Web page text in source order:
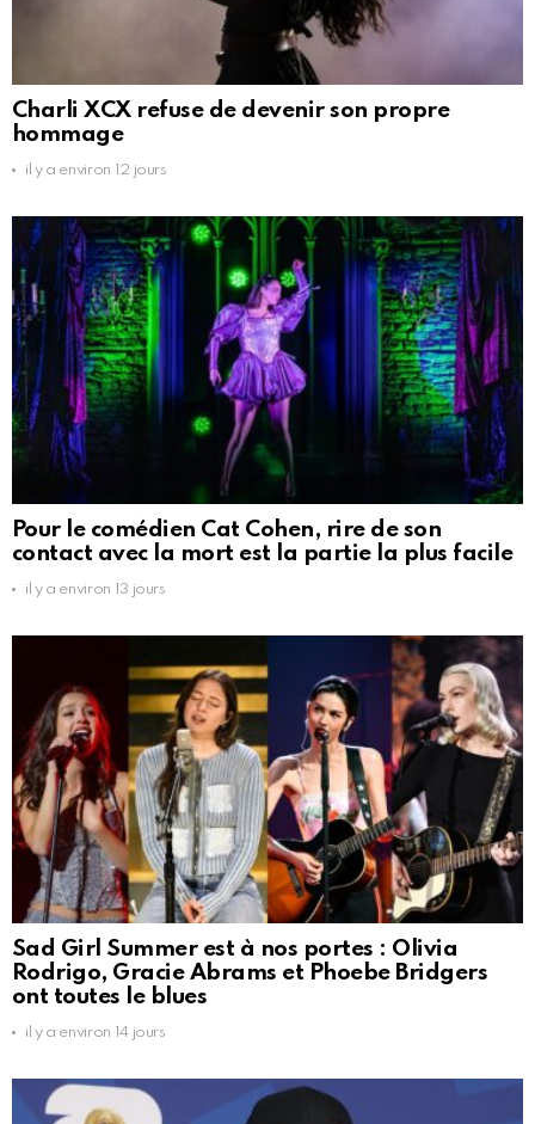
Charli XCX refuse de devenir son propre
hommage
il y a environ 12 jours
Pour le comédien Cat Cohen, rire de son
contact avec la mort est la partie la plus facile
il y a environ 13 jours
Sad Girl Summer est à nos portes : Olivia
Rodrigo, Gracie Abrams et Phoebe Bridgers
ont toutes le blues
il y a environ 14 jours